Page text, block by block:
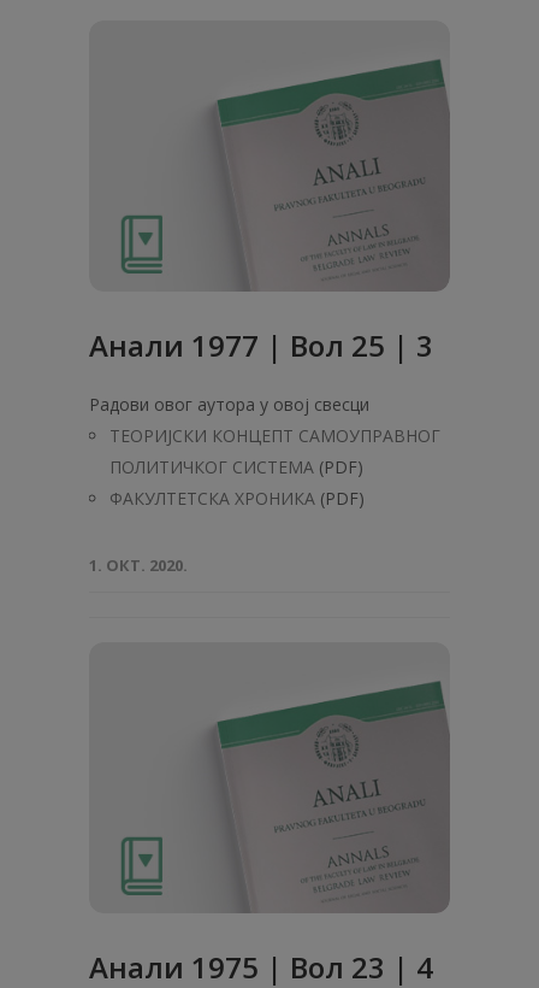
Анaли 1977 | Вол 25 | 3
Радови овог аутора у овој свесци
ТЕОРИЈСКИ КОНЦЕПТ САМОУПРАВНОГ
ПОЛИТИЧКОГ СИСТЕМА (PDF)
ФАКУЛТЕТСКА ХРОНИКА (PDF)
1. ОКТ. 2020.
Анaли 1975 | Вол 23 | 4